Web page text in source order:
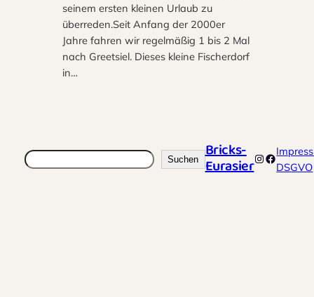
seinem ersten kleinen Urlaub zu
überreden.Seit Anfang der 2000er
Jahre fahren wir regelmäßig 1 bis 2 Mal
nach Greetsiel. Dieses kleine Fischerdorf
in…
Suchen Suchen Bricks-
EurasierInstagram
DSGVO